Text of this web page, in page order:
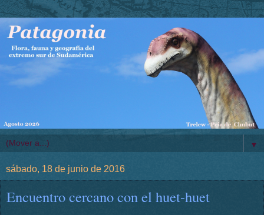
▼
sábado, 18 de junio de 2016
Encuentro cercano con el huet-huet